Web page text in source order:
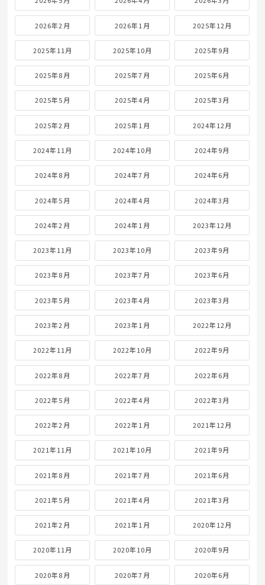
2026年2月 2026年1月 2025年12月
2025年11月 2025年10月 2025年9月
2025年8月 2025年7月 2025年6月
2025年5月 2025年4月 2025年3月
2025年2月 2025年1月 2024年12月
2024年11月 2024年10月 2024年9月
2024年8月 2024年7月 2024年6月
2024年5月 2024年4月 2024年3月
2024年2月 2024年1月 2023年12月
2023年11月 2023年10月 2023年9月
2023年8月 2023年7月 2023年6月
2023年5月 2023年4月 2023年3月
2023年2月 2023年1月 2022年12月
2022年11月 2022年10月 2022年9月
2022年8月 2022年7月 2022年6月
2022年5月 2022年4月 2022年3月
2022年2月 2022年1月 2021年12月
2021年11月 2021年10月 2021年9月
2021年8月 2021年7月 2021年6月
2021年5月 2021年4月 2021年3月
2021年2月 2021年1月 2020年12月
2020年11月 2020年10月 2020年9月
2020年8月 2020年7月 2020年6月